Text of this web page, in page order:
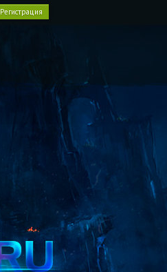
Регистрация